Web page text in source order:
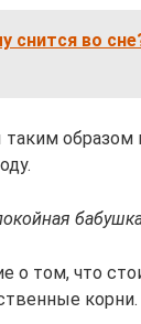
снится во
образом
о том, что
корни.